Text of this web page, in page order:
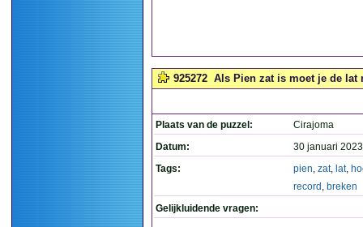
925272 Als Pien zat is moet je de lat
Plaats van de puzzel:
Cirajoma
Datum:
30 januari
Tags:
pien, zat, lat,
record , breken
Gelijkluidende vragen: